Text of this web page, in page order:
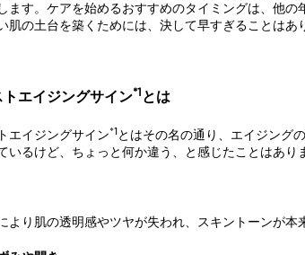
ます。ケアを始めるおすすめのタイミングは、他
肌の土台を築くためには、決して早すぎることはあ
トエイジングサイン*1 とは
エイジングサイン*1とはその名の通り、エイジング
いるけど、ちょっと何か違う、と感じたことはあり
より肌の透明感やツヤが失われ、スキントーンが本